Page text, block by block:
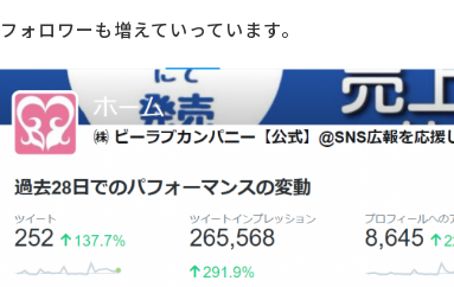
フォロワーも増えていっています。